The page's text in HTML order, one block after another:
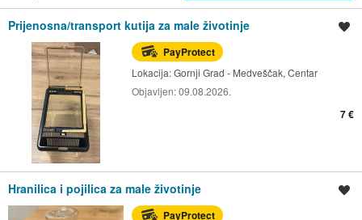
Prijenosna/transport kutija za male životinje
PayProtect
Lokacija:Gornji Grad - Medveščak, Centar
Objavljen:09.08.2026.
7 €
Hranilica i pojilica za male životinje
PayProtect